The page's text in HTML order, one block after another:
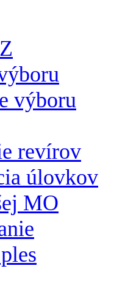
výboru
revírov
úlovkov
MO